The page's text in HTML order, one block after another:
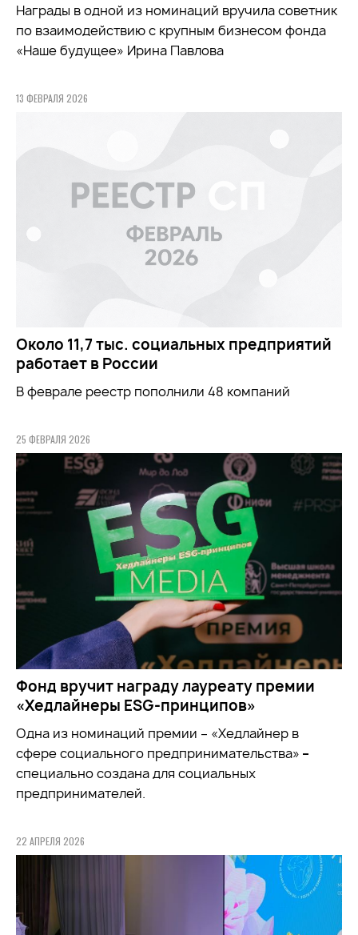
Награды в одной из номинаций вручила советник
по взаимодействию с крупным бизнесом фонда
«Наше будущее» Ирина Павлова
13 ФЕВРАЛЯ 2026
Около 11,7 тыс. социальных предприятий
работает в России
В феврале реестр пополнили 48 компаний
25 ФЕВРАЛЯ 2026
Фонд вручит награду лауреату премии
«Хедлайнеры ESG-принципов»
Одна из номинаций премии – «Хедлайнер в
сфере социального предпринимательства» –
специально создана для социальных
предпринимателей.
22 АПРЕЛЯ 2026